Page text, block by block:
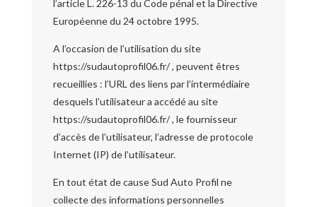
l’article L. 226-13 du Code pénal et la Directive
Européenne du 24 octobre 1995.
A l’occasion de l’utilisation du site
https://sudautoprofil06.fr/ , peuvent êtres
recueillies : l’URL des liens par l’intermédiaire
desquels l’utilisateur a accédé au site
https://sudautoprofil06.fr/ , le fournisseur
d’accès de l’utilisateur, l’adresse de protocole
Internet (IP) de l’utilisateur.
En tout état de cause Sud Auto Profil ne
collecte des informations personnelles